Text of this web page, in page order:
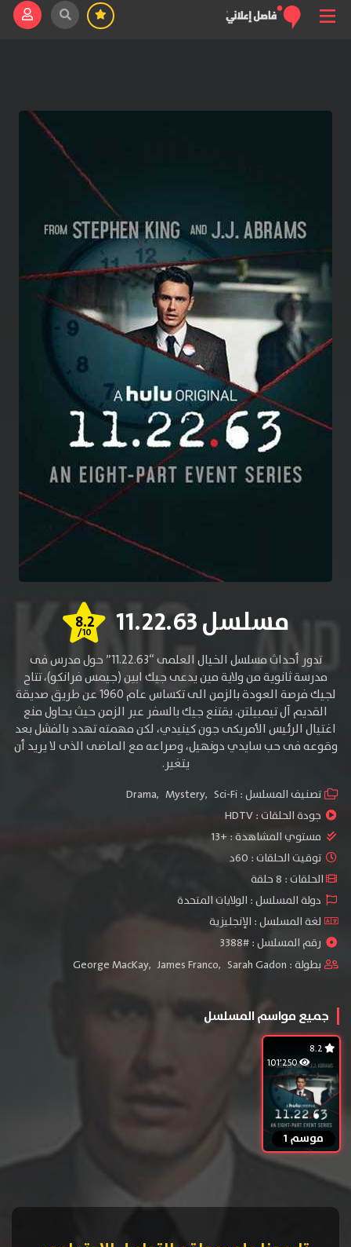
مسلسل 11.22.63 8.2
/10
تدور أحداث مسلسل الخيال العلمى “11.22.63” حول مدرس فى
مدرسة ثانوية من ولاية مين يدعى جيك ابين (جيمس فرانكو)، تتاح
لجيك فرصة العودة بالزمن الى تكساس عام 1960 عن طريق صديقة
القديم آل تيمبيلتن. يقتنع جيك بالسفر عبر الزمن حيث يحاول منع
اغتيال الرئيس الأمريكى جون كينيدي، لكن مهمته تهدد بالفشل بعد
وقوعه فى حب سايدي دونهيل، وصراعه مع الماضى الذى لا يريد أن
يتغير.
تصنيف المسلسل : Drama, Mystery, Sci-Fi
جودة الحلقات :HDTV
مستوي المشاهدة : +13
توقيت الحلقات : 60د
الحلقات : 8 حلقة
دولة المسلسل : الولايات المتحدة
لغة المسلسل : الإنجليزية
رقم المسلسل : #3388
بطولة :
George MacKay, James Franco, Sarah Gadon
جميع مواسم المسلسل
101٬250
موسم 1